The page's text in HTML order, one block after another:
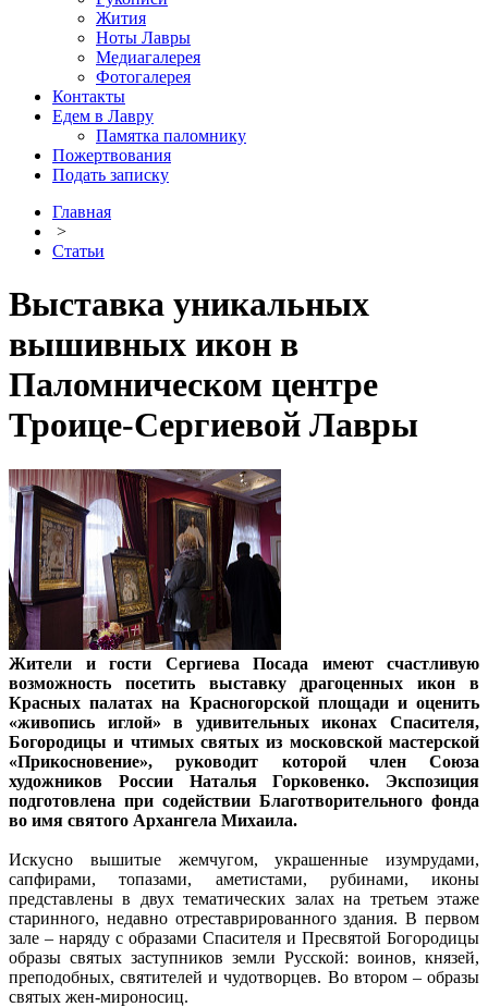
Жития
Ноты Лавры
Медиагалерея
Фотогалерея
Контакты
Едем в Лавру
Памятка паломнику
Пожертвования
Подать записку
Главная
>
Статьи
Выставка уникальных
вышивных икон в
Паломническом центре
Троице-Сергиевой Лавры
Жители и гости Сергиева Посада имеют счастливую
возможность посетить выставку драгоценных икон в
Красных палатах на Красногорской площади и оценить
«живопись иглой» в удивительных иконах Спасителя,
Богородицы и чтимых святых из московской мастерской
«Прикосновение», руководит которой член Союза
художников России Наталья Горковенко. Экспозиция
подготовлена при содействии Благотворительного фонда
во имя святого Архангела Михаила.
Искусно вышитые жемчугом, украшенные изумрудами,
сапфирами, топазами, аметистами, рубинами, иконы
представлены в двух тематических залах на третьем этаже
старинного, недавно отреставрированного здания. В первом
зале – наряду с образами Спасителя и Пресвятой Богородицы
образы святых заступников земли Русской: воинов, князей,
преподобных, святителей и чудотворцев. Во втором – образы
святых жен-мироносиц.